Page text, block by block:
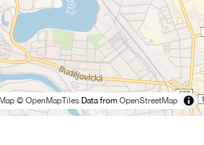
© OpenMapTiles Data from OpenStreetMap